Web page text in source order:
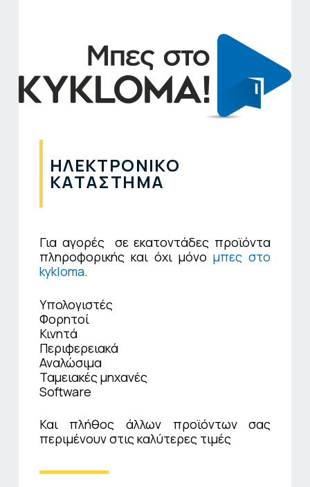
ΗΛΕΚΤΡΟΝΙΚΌ
ΚΑΤΑΣΤΗΜΑ
Για αγορές σε εκατοντάδες προϊόντα
πληροφορικής και όχι μόνομπες στο
kykloma.
Υπολογιστές
Φορητοί
Κινητά
Περιφερειακά
Αναλώσιμα
Ταμειακές μηχανές
Software
Και πλήθος άλλων προϊόντων σας
περιμένουν στις καλύτερες τιμές